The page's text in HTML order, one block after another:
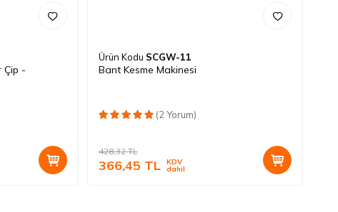
Çip -
Ürün Kodu SCGW-11
Bant Kesme Makinesi
(2 Yorum)
428,32TL
366,45 TL KDV
dahil